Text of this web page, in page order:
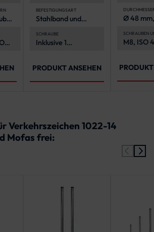
BEFESTIGUNGSART
Stahlband und
SCHRAUBE
Inklusive 1
Unterlegscheibe
PRODUKT ANSEHEN
(A2-70,
Ø 48
Ø 108
SCHRAUBEN
M8, ISO
Verkehrszeichen 1022-14
Mofas frei: